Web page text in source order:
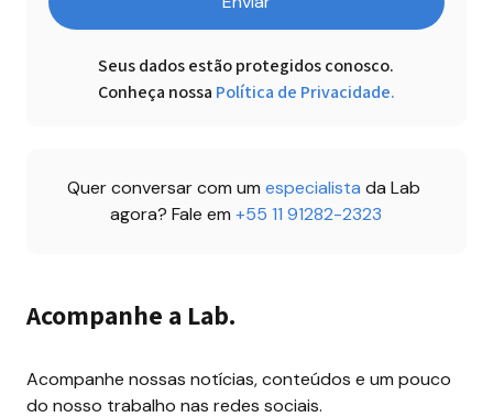
Seus dados estão protegidos conosco.
Conheça nossa Política de Privacidade.
Quer conversar com um especialista da Lab
agora? Fale em +55 11 91282-2323
Acompanhe a Lab.
Acompanhe nossas notícias, conteúdos e um pouco
do nosso trabalho nas redes sociais.